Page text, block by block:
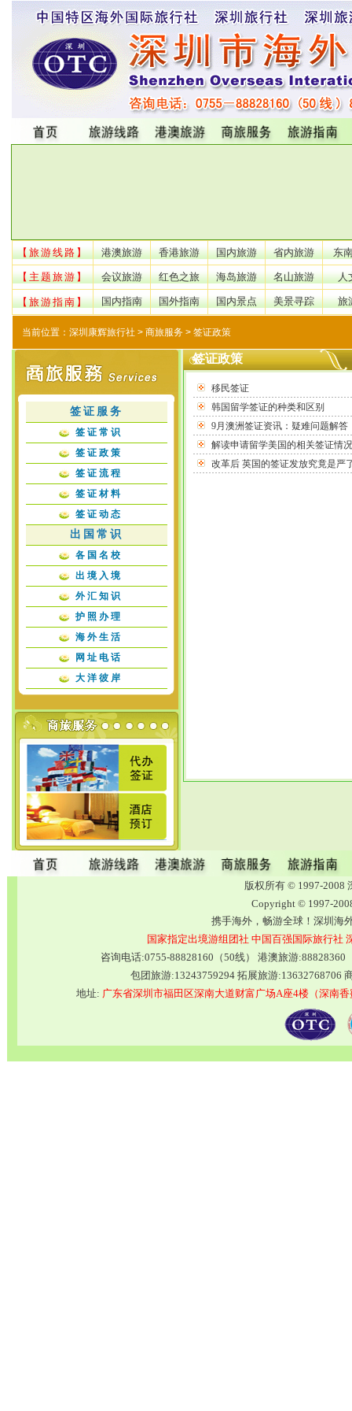
【旅游线路】 港澳旅游 香港旅游 国内旅游 省内旅游 东
【主题旅游】 会议旅游 红色之旅 海岛旅游 名山旅游 人
【旅游指南】 国内指南 国外指南 国内景点 美景寻踪 旅
当前位置： 深圳康辉旅行社 > 商旅服务 > 签证政策
签证服务
签证常识
签证政策
签证流程
签证材料
签证动态
出国常识
各国名校
出境入境
外汇知识
护照办理
海外生活
网址电话
大洋彼岸
签证政策
移民签证
韩国留学签证的种类和区别
9月澳洲签证资讯：疑难问题解答
解读申请留学美国的相关签证情
改革后 英国的签证发放究竟是严
版权所有 © 1997-2008
Copyright © 1997-
携手海外，畅游全球！深圳海
国家指定出境游组团社 中国百强国际旅行社
咨询电话:0755-88828160（50线） 港澳旅游
包团旅游:13243759294 拓展旅游:13632768706
地址: 广东省深圳市福田区深南大道财富广场A座4楼（深南